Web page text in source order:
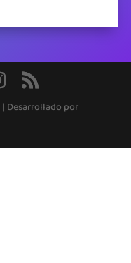
| Desarrollado por